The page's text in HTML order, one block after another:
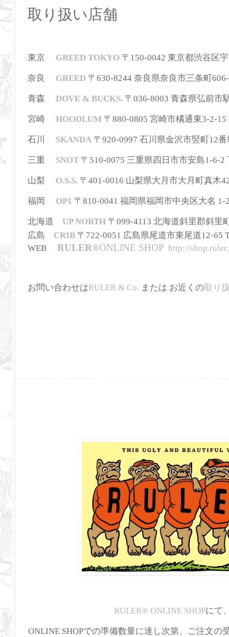
取り扱い店舗
東京 GREED TOKYO 〒150-0042 東京都渋谷区
奈良 GREED 〒630-8244 奈良県奈良市三条町
青森 DOVE & BUCKS. 〒036-8003 青森県弘前市
宮崎 HOODLUM 〒880-0805 宮崎市橘通東3-2-
石川 SKANDA 〒920-0997 石川県金沢市竪町12
三重 SNOT 〒510-0075 三重県四日市市安島1-6-
山梨 O.S.S. 〒401-0016 山梨県大月市大月町真木
福岡 OP1 〒810-0041 福岡県福岡市中央区大名
北海道 UP NORTH 〒099-4113 北海道斜里郡斜里
広島 CRIB 〒722-0051 広島県尾道市東尾道12-65
WEB RULER®ONLINE SHOP http://
お問い合わせはRULER & Co. または お近くの取り
RULER® ONLINE SHOPにて
ONLINE SHOPでの準備数量に達し次第、ご注文